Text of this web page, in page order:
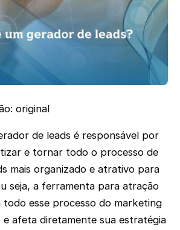
original
de leads é responsável por
e tornar todo o processo de
mais organizado e atrativo para
seja, a ferramenta para atração
esse processo do marketing
e afeta diretamente sua estratégia